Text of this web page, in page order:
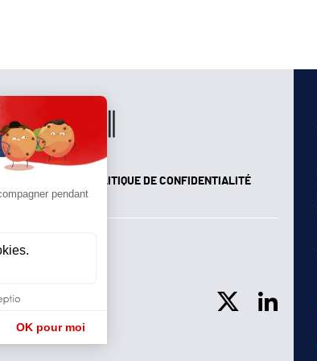
POLITIQUE DE CONFIDENTIALITÉ